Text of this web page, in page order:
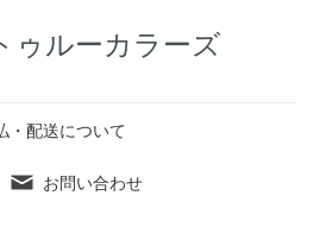
ルーカラーズ
・配送について
お問い合わせ